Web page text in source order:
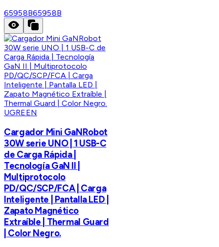
65958B65958B
UGREEN
Cargador Mini GaNRobot
30W serie UNO | 1 USB-C
de Carga Rápida |
Tecnología GaN II |
Multiprotocolo
PD/QC/SCP/FCA | Carga
Inteligente | Pantalla LED |
Zapato Magnético
Extraíble | Thermal Guard
| Color Negro.